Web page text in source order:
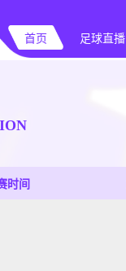
首页 足球直播
时间